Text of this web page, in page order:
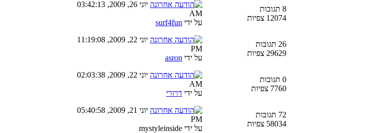
8 תגובות
12074 צפיות
יוני 26, 2009, 03:42:13
AM
על ידי surf4fun
26 תגובות
29629 צפיות
יוני 22, 2009, 11:19:08
PM
על ידי asron
0 תגובות
7760 צפיות
יוני 22, 2009, 02:03:38
AM
על ידי דרורי
72 תגובות
58034 צפיות
יוני 21, 2009, 05:40:58
PM
על ידי mystyleinside